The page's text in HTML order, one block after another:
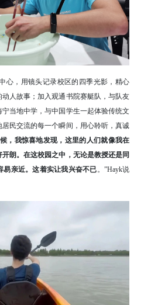
心，用镜头记录校区的四季光影，精心
人故事；加入观通书院赛艇队，与队友
当地中学，与中国学生一起体验传统文
民交流的每一个瞬间，用心聆听，真诚
，我惊喜地发现，这里的人们就像我在
朗。在这校园之中，无论是教授还是同
易亲近。这着实让我兴奋不已。”Hayk说